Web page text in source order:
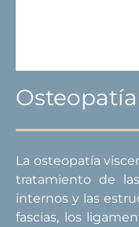
La osteopatía
tratamiento de
internos y las
fascias, los